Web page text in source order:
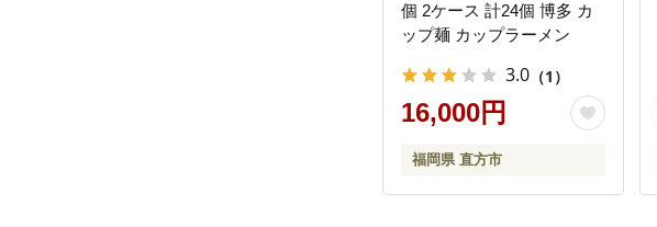
個 2ケース 計24個 博多 カ
ップ麺 カップラーメン
3.0 （1）
16,000円
福岡県 直方市